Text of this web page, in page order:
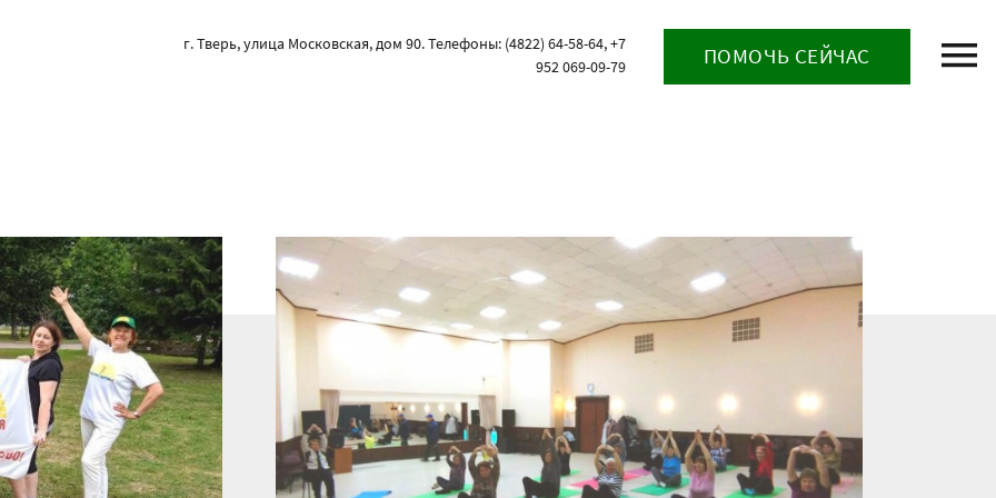
г. Тверь, улица Московская, дом 90. Телефоны: (4822) 64-58-64, +7
952 069-09-79
ПОМОЧЬ СЕЙЧАС